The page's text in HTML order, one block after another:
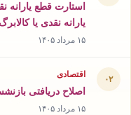
یارانه نقدی یا
۱۵ مرداد ۱۴۰۵
۰۲ اقتصادی
اصلاح دریافتی
۱۵ مرداد ۱۴۰۵